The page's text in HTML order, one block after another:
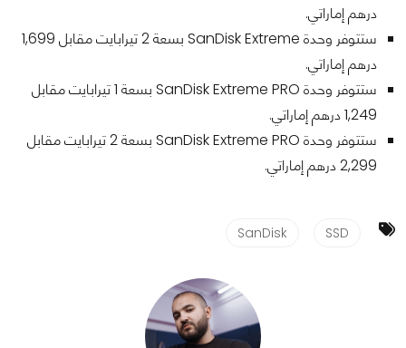
درهم إماراتي.
ستتوفر وحدة SanDisk Extreme بسعة 2 تيرابايت مقابل 1,699
درهم إماراتي.
ستتوفر وحدة SanDisk Extreme PRO بسعة 1 تيرابايت مقابل
1,249 درهم إماراتي.
ستتوفر وحدة SanDisk Extreme PRO بسعة 2 تيرابايت مقابل
2,299 درهم إماراتي.
SSD
SanDisk